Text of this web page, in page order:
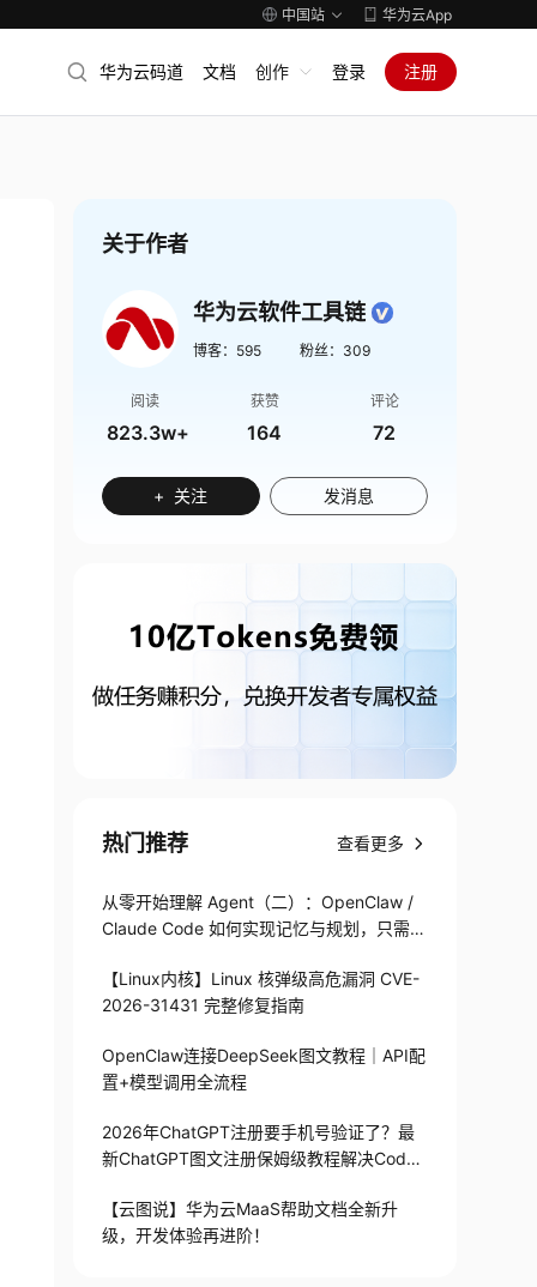
中国站 华为云App
华为云码道 文档 创作 登录 注册
关于作者
华为云软件工具链
博客： 595 粉丝： 309
阅读
823.3w+
获赞
164
评论
72
+ 关注 发消息
热门推荐 查看更多
从零开始理解 Agent（二）：OpenClaw /
Claude Code 如何实现记忆与规划，只需1
【Linux内核】Linux 核弹级高危漏洞 CVE-
2026-31431 完整修复指南
OpenClaw连接DeepSeek图文教程｜API配
置+模型调用全流程
2026年ChatGPT注册要手机号验证了？最
新ChatGPT图文注册保姆级教程解决Codex
【云图说】华为云MaaS帮助文档全新升
级，开发体验再进阶！